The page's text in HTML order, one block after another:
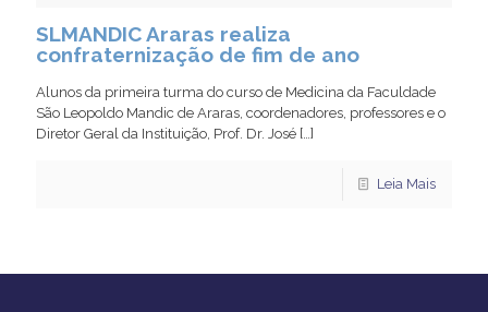
SLMANDIC Araras realiza
confraternização de fim de ano
Alunos da primeira turma do curso de Medicina da Faculdade
São Leopoldo Mandic de Araras, coordenadores, professores e o
Diretor Geral da Instituição, Prof. Dr. José […]
Leia Mais